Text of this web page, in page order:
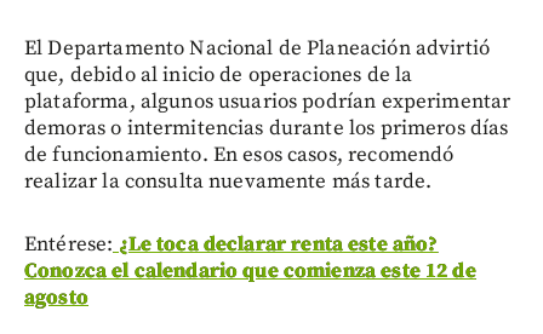
El Departamento Nacional de Planeación advirtió
que, debido al inicio de operaciones de la
plataforma, algunos usuarios podrían experimentar
demoras o intermitencias durante los primeros días
de funcionamiento. En esos casos, recomendó
realizar la consulta nuevamente más tarde.
Entérese: ¿Le toca declarar renta este año?
Conozca el calendario que comienza este 12 de
agosto